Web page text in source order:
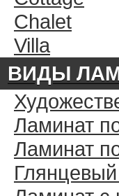
Chalet
Villa
ВИДЫ
Ламинат
Ламинат